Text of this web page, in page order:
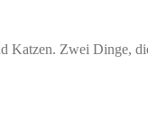
Zwei Dinge,